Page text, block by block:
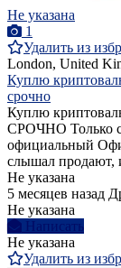
Не указана
1
Удалить из
London, United
Куплю
срочно
Куплю
СРОЧНО Только
официальный
слышал продают,
Не указана
5 месяцев назад
Не указана
Написать
Не указана
Удалить из